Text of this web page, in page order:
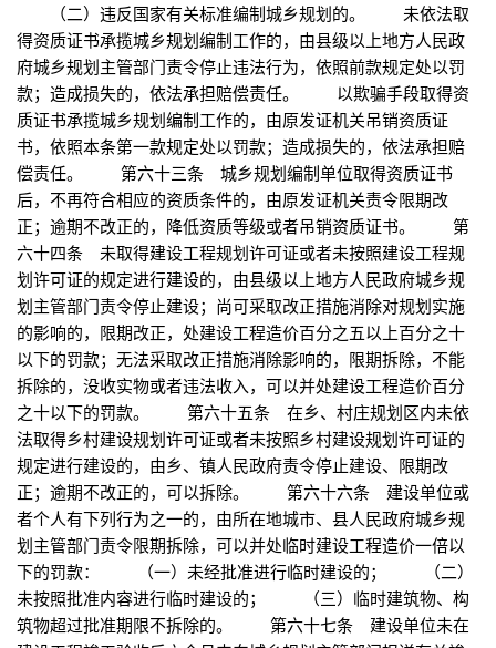
（二）违反国家有关标准编制城乡规划的。 未依法取
得资质证书承揽城乡规划编制工作的，由县级以上地方人民政
府城乡规划主管部门责令停止违法行为，依照前款规定处以罚
款；造成损失的，依法承担赔偿责任。 以欺骗手段取得资
质证书承揽城乡规划编制工作的，由原发证机关吊销资质证
书，依照本条第一款规定处以罚款；造成损失的，依法承担赔
偿责任。 第六十三条 城乡规划编制单位取得资质证书
后，不再符合相应的资质条件的，由原发证机关责令限期改
正；逾期不改正的，降低资质等级或者吊销资质证书。 第
六十四条 未取得建设工程规划许可证或者未按照建设工程规
划许可证的规定进行建设的，由县级以上地方人民政府城乡规
划主管部门责令停止建设；尚可采取改正措施消除对规划实施
的影响的，限期改正，处建设工程造价百分之五以上百分之十
以下的罚款；无法采取改正措施消除影响的，限期拆除，不能
拆除的，没收实物或者违法收入，可以并处建设工程造价百分
之十以下的罚款。 第六十五条 在乡、村庄规划区内未依
法取得乡村建设规划许可证或者未按照乡村建设规划许可证的
规定进行建设的，由乡、镇人民政府责令停止建设、限期改
正；逾期不改正的，可以拆除。 第六十六条 建设单位或
者个人有下列行为之一的，由所在地城市、县人民政府城乡规
划主管部门责令限期拆除，可以并处临时建设工程造价一倍以
下的罚款： （一）未经批准进行临时建设的； （二）
未按照批准内容进行临时建设的； （三）临时建筑物、构
筑物超过批准期限不拆除的。 第六十七条 建设单位未在